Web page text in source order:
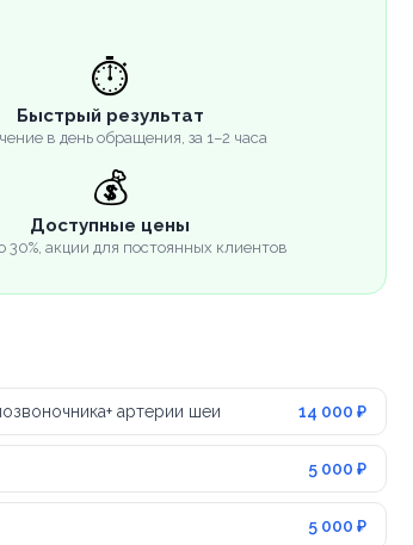
⏱️
Быстрый результат
в день обращения, за 1–2 часа
💰
Доступные цены
30%, акции для постоянных клиентов
артерии шеи 14 000 ₽
5 000 ₽
5 000 ₽